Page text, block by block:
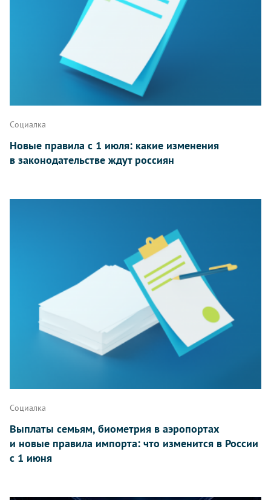
Социалка
Новые правила с 1 июля: какие изменения
в законодательстве ждут россиян
Социалка
Выплаты семьям, биометрия в аэропортах
и новые правила импорта: что изменится в России
с 1 июня